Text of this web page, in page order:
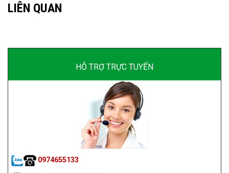
LIÊN QUAN
HỖ TRỢ TRỰC TUYẾN
0974655133